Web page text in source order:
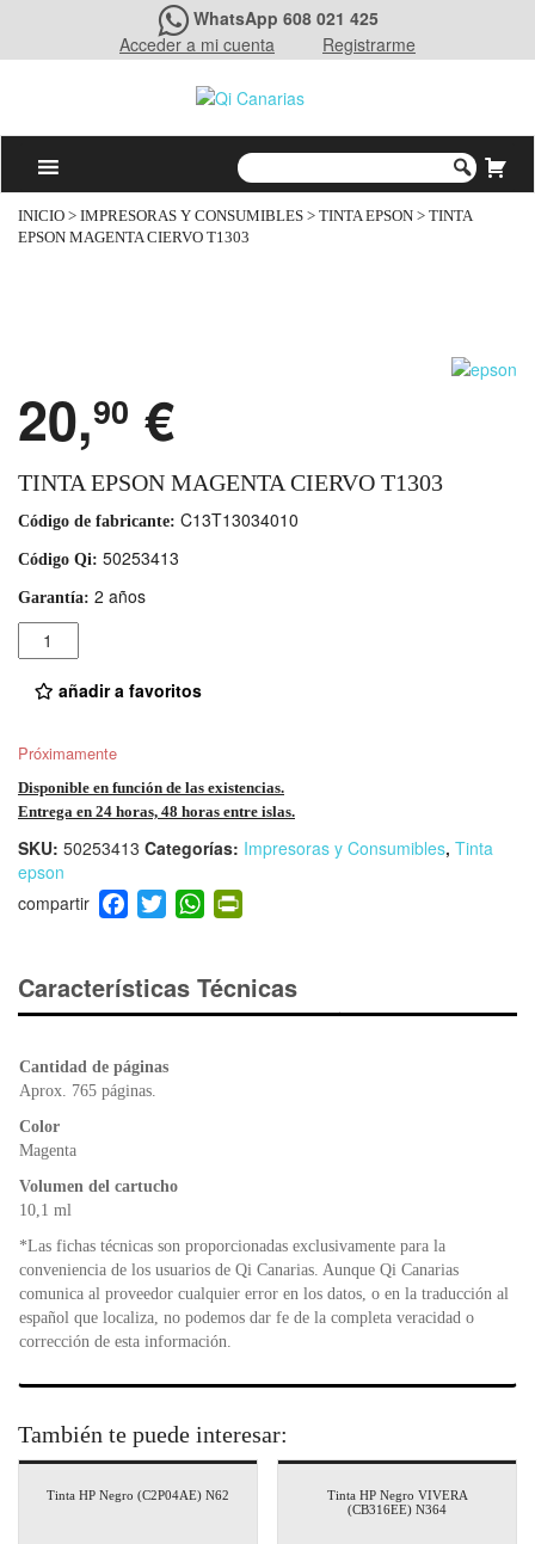
WhatsApp 608 021 425
Acceder a mi cuenta
Registrarme
INICIO > IMPRESORAS Y CONSUMIBLES > TINTA EPSON > TINTA
EPSON MAGENTA CIERVO T1303
20,90 €
TINTA EPSON MAGENTA CIERVO T1303
Código de fabricante: C13T13034010
Código Qi: 50253413
Garantía: 2 años
Cantidad
añadir a favoritos
Próximamente
Disponible en función de las existencias.
Entrega en 24 horas, 48 horas entre islas.
SKU: 50253413 Categorías: Impresoras y Consumibles, Tinta
epson
F
a
e
b
o
k
T
wi
er
W
h
s
A
ri
e
Características Técnicas
Cantidad de páginas
Aprox. 765 páginas.
Color
Magenta
Volumen del cartucho
10,1 ml
*Las fichas técnicas son proporcionadas exclusivamente para la
conveniencia de los usuarios de Qi Canarias. Aunque Qi Canarias
comunica al proveedor cualquier error en los datos, o en la traducción al
español que localiza, no podemos dar fe de la completa veracidad o
corrección de esta información.
También te puede interesar:
Tinta HP Negro (C2P04AE) N62
Tinta HP Negro VIVERA
(CB316EE) N364